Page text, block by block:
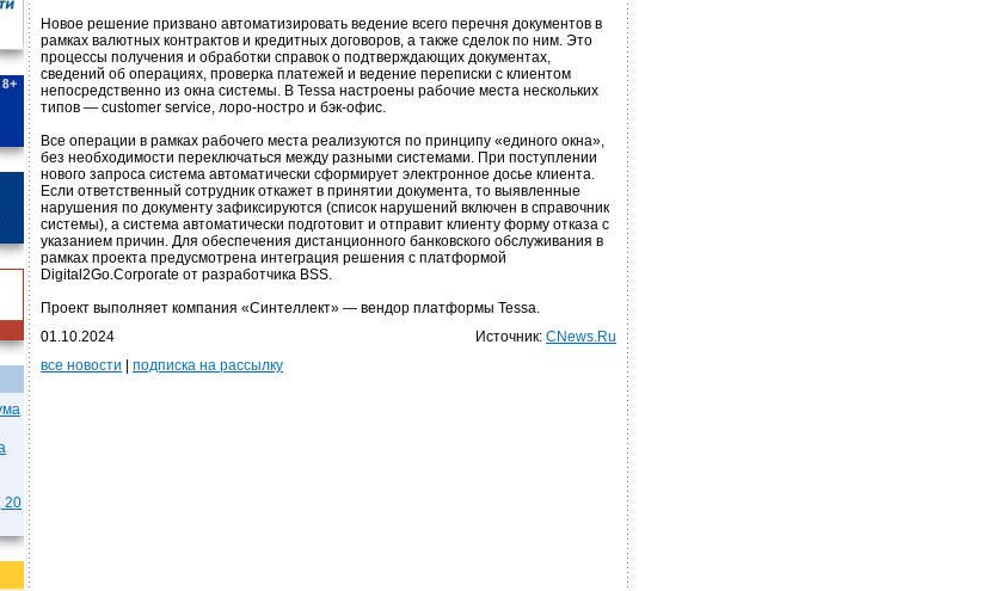
Новое решение призвано автоматизировать ведение всего перечня документов в
рамках валютных контрактов и кредитных договоров, а также сделок по ним. Это
процессы получения и обработки справок о подтверждающих документах,
сведений об операциях, проверка платежей и ведение переписки с клиентом
непосредственно из окна системы. В Tessa настроены рабочие места нескольких
типов — customer service, лоро-ностро и бэк-офис.
Все операции в рамках рабочего места реализуются по принципу «единого окна»,
без необходимости переключаться между разными системами. При поступлении
нового запроса система автоматически сформирует электронное досье клиента.
Если ответственный сотрудник откажет в принятии документа, то выявленные
нарушения по документу зафиксируются (список нарушений включен в справочник
системы), а система автоматически подготовит и отправит клиенту форму отказа с
указанием причин. Для обеспечения дистанционного банковского обслуживания в
рамках проекта предусмотрена интеграция решения с платформой
Digital2Go.Corporate от разработчика BSS.
Проект выполняет компания «Синтеллект» — вендор платформы Tessa.
01.10.2024
Источник: CNews.Ru
все новости
подписка на рассылку